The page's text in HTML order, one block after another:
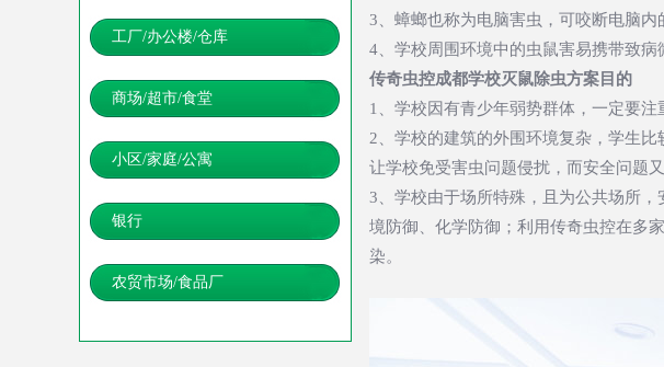
工厂/办公楼/仓库
商场/超市/食堂
小区/家庭/公寓
银行
农贸市场/食品厂
3、蟑螂也称为电脑害虫，可咬断电脑内
4、学校周围环境中的虫鼠害易携带致
传奇虫控成都学校灭鼠除虫方案目的
1、学校因有青少年弱势群体，一定要
2、学校的建筑的外围环境复杂，学生
让学校免受害虫问题侵扰，而安全问题又
3、学校由于场所特殊，且为公共场所
境防御、化学防御；利用传奇虫控在多
染。